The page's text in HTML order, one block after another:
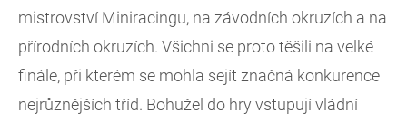
mistrovství Miniracingu, na závodních okruzích a na
přírodních okruzích. Všichni se proto těšili na velké
finále, při kterém se mohla sejít značná konkurence
nejrůznějších tříd. Bohužel do hry vstupují vládní